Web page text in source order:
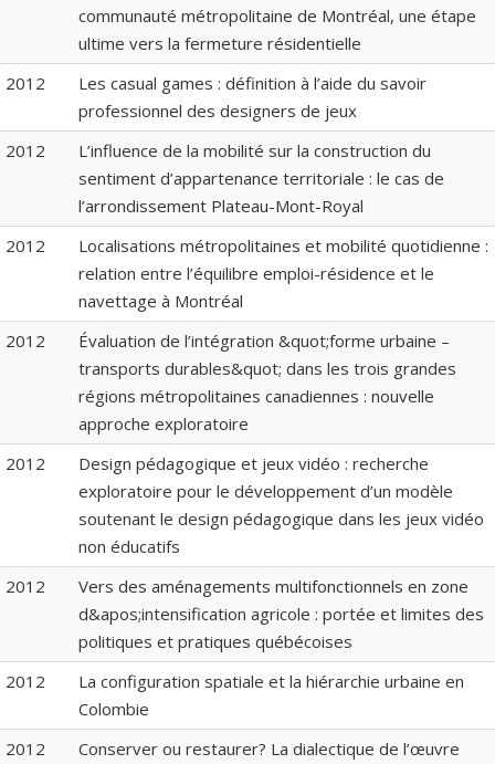
communauté métropolitaine de Montréal, une étape
ultime vers la fermeture résidentielle
2012
Les casual games : définition à l’aide du savoir
professionnel des designers de jeux
2012
L’influence de la mobilité sur la construction du
sentiment d’appartenance territoriale : le cas de
l’arrondissement Plateau-Mont-Royal
2012
Localisations métropolitaines et mobilité quotidienne :
relation entre l’équilibre emploi-résidence et le
navettage à Montréal
2012
Évaluation de l’intégration &quot;forme urbaine –
transports durables&quot; dans les trois grandes
régions métropolitaines canadiennes : nouvelle
approche exploratoire
2012
Design pédagogique et jeux vidéo : recherche
exploratoire pour le développement d’un modèle
soutenant le design pédagogique dans les jeux vidéo
non éducatifs
2012
Vers des aménagements multifonctionnels en zone
d&apos;intensification agricole : portée et limites des
politiques et pratiques québécoises
2012
La configuration spatiale et la hiérarchie urbaine en
Colombie
2012
Conserver ou restaurer? La dialectique de l’œuvre